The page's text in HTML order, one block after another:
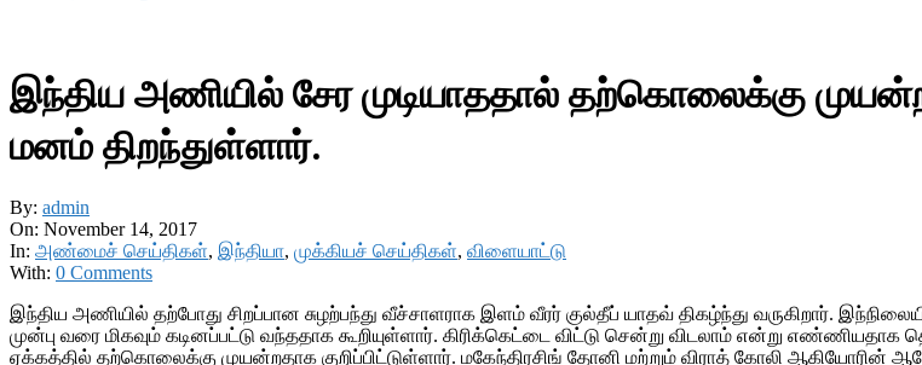
இந்திய அணியில் சேர முடியாததால் தற்கொலைக்கு
மனம் திறந்துள்ளார்.
By: admin
On: November 14, 2017
In: அண்மைச் செய்திகள், இந்தியா, முக்கியச் செய்திகள், விளையாட்டு
With: 0 Comments
இந்திய அணியில் தற்போது சிறப்பான சுழற்பந்து வீச்சாளராக இளம் வீரர் குல்தீப் யாதவ் திகழ்ந்து வருகிறார்.
முன்பு வரை மிகவும் கடினப்பட்டு வந்ததாக கூறியுள்ளார். கிரிக்கெட்டை விட்டு சென்று விடலாம் என்று
ஏக்கத்தில் தற்கொலைக்கு முயன்றதாக குறிப்பிட்டுள்ளார். மகேந்திரசிங் தோனி மற்றும் விராத் கோலி